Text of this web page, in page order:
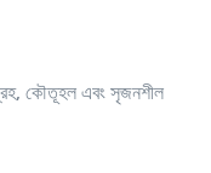
কৌতূহল এবং সৃজনশীল